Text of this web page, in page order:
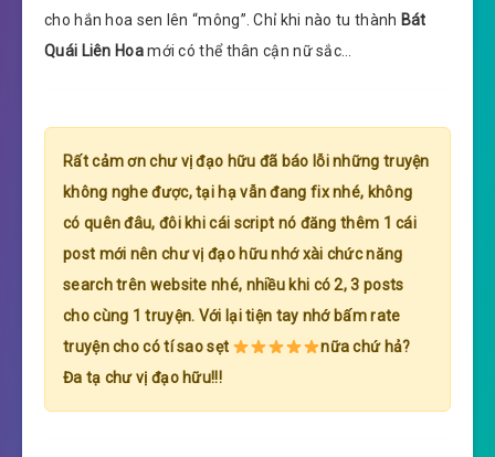
cho hắn hoa sen lên “mông”. Chỉ khi nào tu thành Bát
Quái Liên Hoamới có thể thân cận nữ sắc…
Rất cảm ơn chư vị đạo hữu đã báo lỗi những truyện
không nghe được, tại hạ vẫn đang fix nhé, không
có quên đâu, đôi khi cái script nó đăng thêm 1 cái
post mới nên chư vị đạo hữu nhớ xài chức năng
search trên website nhé, nhiều khi có 2, 3 posts
cho cùng 1 truyện. Với lại tiện tay nhớ bấm rate
truyện cho có tí sao sẹt
nữa chứ hả?
Đa tạ chư vị đạo hữu!!!